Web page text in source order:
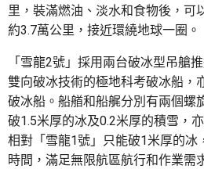
里，裝滿燃油、淡水和食物後，可
約3.7萬公里，接近環繞地球一圈。
「雪龍2號」採用兩台破冰型吊艙
雙向破冰技術的極地科考破冰船，
破冰船。船艏和船艉分別有兩個螺
破1.5米厚的冰及0.2米厚的積雪，
相對「雪龍1號」只能破1米厚的冰
時間，滿足無限航區航行和作業需